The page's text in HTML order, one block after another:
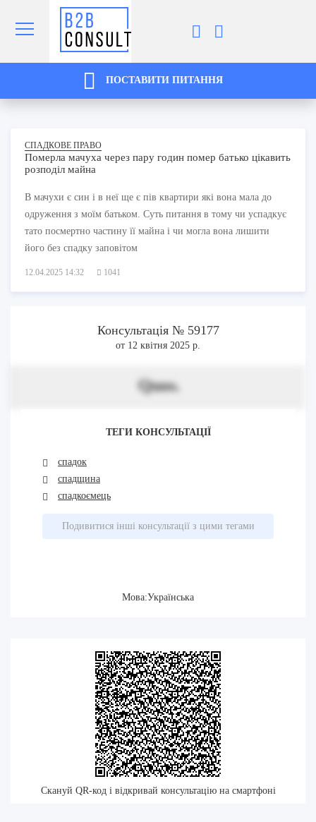
ПОСТАВИТИ ПИТАННЯ
СПАДКОВЕ ПРАВО
Померла мачуха через пару годин помер батько цікавить
розподіл майна
В мачухи є син і в неї ще є пів квартири які вона мала до
одруження з моїм батьком. Суть питання в тому чи успадкує
тато посмертно частину її майна і чи могла вона лишити
його без спадку заповітом
12.04.2025 14:32 1041
Консультація № 59177
от 12 квітня 2025 р.
Quos.
ТЕГИ КОНСУЛЬТАЦІЇ
спадок
спадщина
спадкоємець
Подивитися інші консультації з цими тегами
Мова:Українська
Скануй QR-код і відкривай консультацію на смартфоні